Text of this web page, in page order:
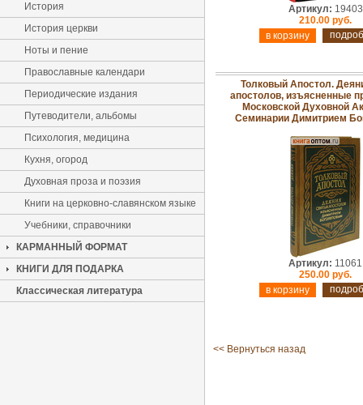
История
История церкви
Ноты и пение
Православные календари
Периодические издания
Путеводители, альбомы
Психология, медицина
Кухня, огород
Духовная проза и поэзия
Книги на церковно-славянском языке
Учебники, справочники
КАРМАННЫЙ ФОРМАТ
КНИГИ ДЛЯ ПОДАРКА
Классическая литература
Артикул: 19403
210.00 руб.
Толковый Апостол.
апостолов, изъясненные
Московской Духовной
Семинарии Димитрием
Артикул: 11061
250.00 руб.
<< Вернуться назад